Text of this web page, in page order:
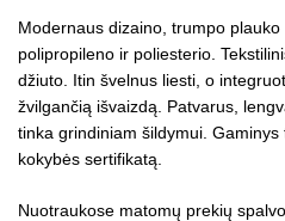
Modernaus dizaino, trumpo
polipropileno ir poliesterio.
džiuto. Itin švelnus liesti, o
žvilgančią išvaizdą. Patvarus,
tinka grindiniam šildymui.
kokybės sertifikatą.
Nuotraukose matomų prekių